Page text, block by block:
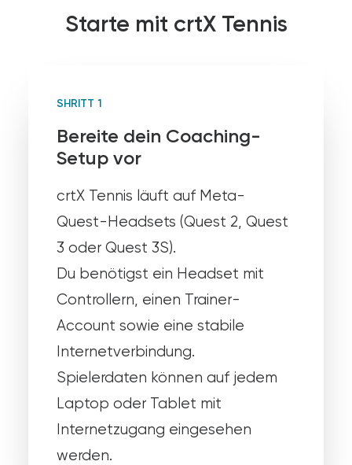
Starte mit crtX Tennis
SHRITT 1
Bereite dein Coaching-
Setup vor
crtX Tennis läuft auf Meta-
Quest-Headsets (Quest 2, Quest
3 oder Quest 3S).
Du benötigst ein Headset mit
Controllern, einen Trainer-
Account sowie eine stabile
Internetverbindung.
Spielerdaten können auf jedem
Laptop oder Tablet mit
Internetzugang eingesehen
werden.